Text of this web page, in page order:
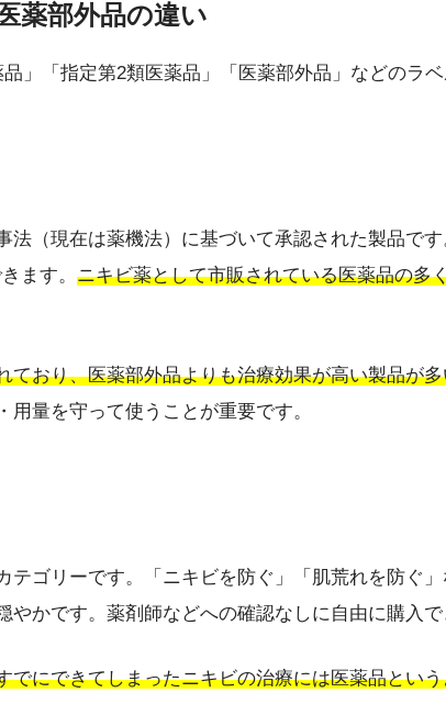
薬部外品の違い
」「指定第2類医薬品」「医薬部外品」などのラ
法（現在は薬機法）に基づいて承認された製品で
ます。 ニキビ薬として市販されている医薬品の多
おり、医薬部外品よりも治療効果が高い製品が
量を守って使うことが重要です。
テゴリーです。「ニキビを防ぐ」「肌荒れを防ぐ
かです。薬剤師などへの確認なしに自由に購入で
にできてしまったニキビの治療には医薬品とい